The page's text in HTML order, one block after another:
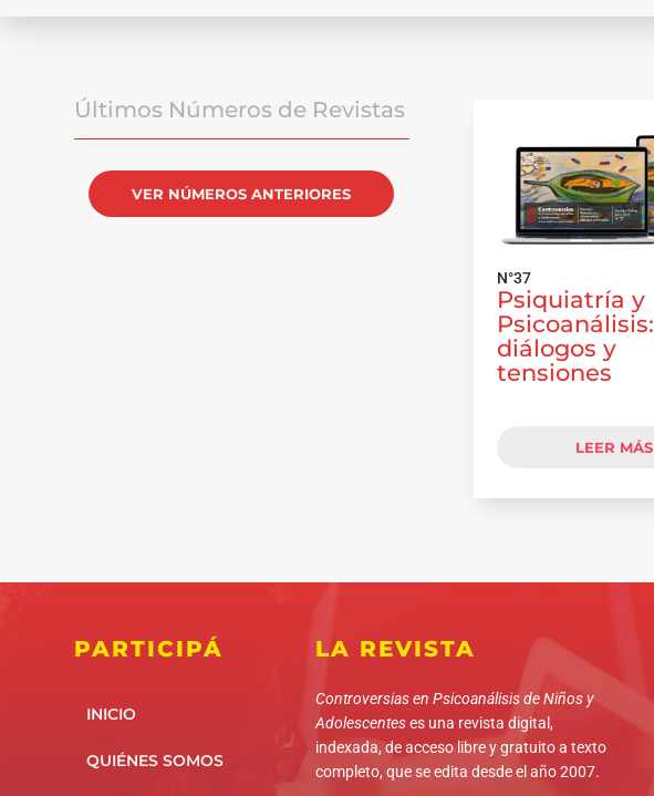
Últimos Números de Revistas
VER NÚMEROS ANTERIORES
N°37
Psiquiatría y
Psicoanálisis:
diálogos y
tensiones
LEER MÁS
PARTICIPÁ
INICIO
QUIÉNES SOMOS
LA REVISTA
Controversias en Psicoanálisis de Niños y
Adolescenteses una revista digital,
indexada, de acceso libre y gratuito a texto
completo, que se edita desde el año 2007.